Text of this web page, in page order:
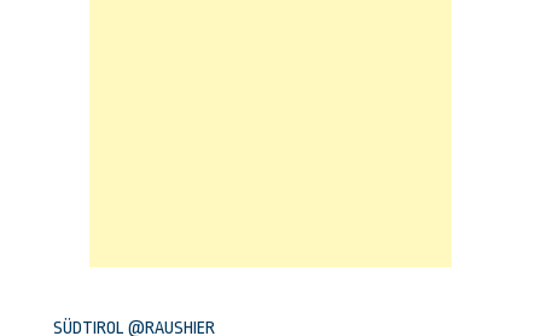
SÜDTIROL @RAUSHIER